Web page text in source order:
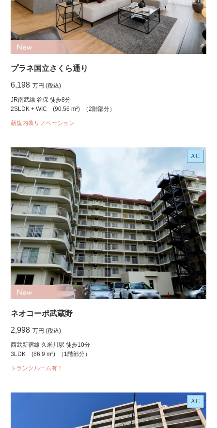
プラネ国立さくら通り
6,198 万円 (税込)
JR南武線 谷保 徒歩8分
2SLDK + WIC
(90.56 m²) （2階部分）
新規内装リノベーション
AC
ネオコーポ武蔵野
2,998 万円 (税込)
西武新宿線 久米川駅 徒歩10分
3LDK
(86.9 m²) （1階部分）
トランクルーム有！
AC